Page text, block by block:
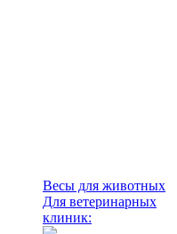
Весы для животных
Для ветеринарных
клиник: